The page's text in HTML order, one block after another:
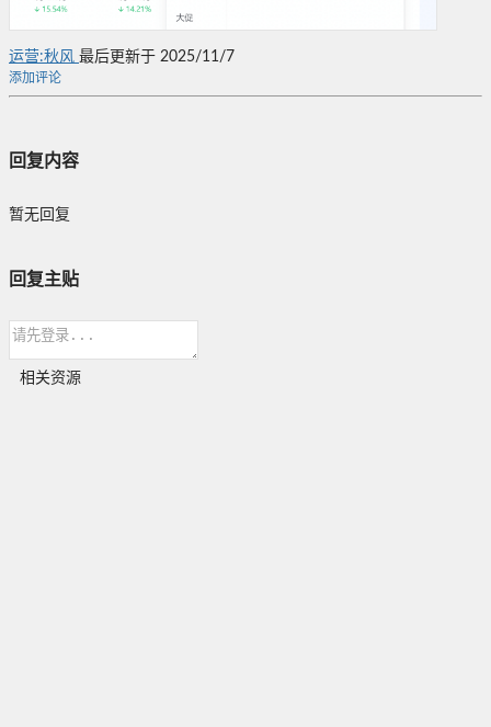
运营:秋风 最后更新于 2025/11/7
添加评论
回复内容
暂无回复
回复主贴
相关资源